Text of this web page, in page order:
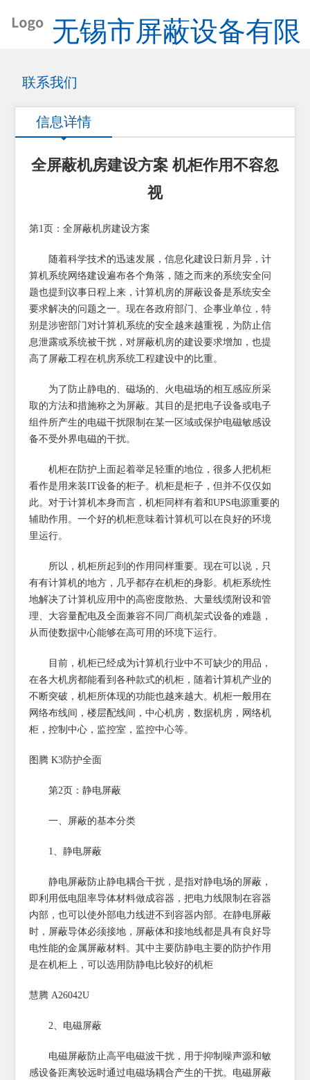
无锡市屏蔽设备有限
公司
联系我们
信息详情
全屏蔽机房建设方案 机柜作用不容忽
视
第1页：全屏蔽机房建设方案
随着科学技术的迅速发展，信息化建设日新月异，计
算机系统网络建设遍布各个角落，随之而来的系统安全问
题也提到议事日程上来，计算机房的屏蔽设备是系统安全
要求解决的问题之一。现在各政府部门、企事业单位，特
别是涉密部门对计算机系统的安全越来越重视，为防止信
息泄露或系统被干扰，对屏蔽机房的建设要求增加，也提
高了屏蔽工程在机房系统工程建设中的比重。
为了防止静电的、磁场的、火电磁场的相互感应所采
取的方法和措施称之为屏蔽。其目的是把电子设备或电子
组件所产生的电磁干扰限制在某一区域或保护电磁敏感设
备不受外界电磁的干扰。
机柜在防护上面起着举足轻重的地位，很多人把机柜
看作是用来装IT设备的柜子。机柜是柜子，但并不仅仅如
此。对于计算机本身而言，机柜同样有着和UPS电源重要的
辅助作用。一个好的机柜意味着计算机可以在良好的环境
里运行。
所以，机柜所起到的作用同样重要。现在可以说，只
有有计算机的地方，几乎都存在机柜的身影。机柜系统性
地解决了计算机应用中的高密度散热、大量线缆附设和管
理、大容量配电及全面兼容不同厂商机架式设备的难题，
从而使数据中心能够在高可用的环境下运行。
目前，机柜已经成为计算机行业中不可缺少的用品，
在各大机房都能看到各种款式的机柜，随着计算机产业的
不断突破，机柜所体现的功能也越来越大。机柜一般用在
网络布线间，楼层配线间，中心机房，数据机房，网络机
柜，控制中心，监控室，监控中心等。
图腾 K3防护全面
第2页：静电屏蔽
一、屏蔽的基本分类
1、静电屏蔽
静电屏蔽防止静电耦合干扰，是指对静电场的屏蔽，
即利用低电阻率导体材料做成容器，把电力线限制在容器
内部，也可以使外部电力线进不到容器内部。在静电屏蔽
时，屏蔽导体必须接地，屏蔽体和接地线都是具有良好导
电性能的金属屏蔽材料。其中主要防静电主要的防护作用
是在机柜上，可以选用防静电比较好的机柜
慧腾 A26042U
2、电磁屏蔽
电磁屏蔽防止高平电磁波干扰，用于抑制噪声源和敏
感设备距离较远时通过电磁场耦合产生的干扰。电磁屏蔽